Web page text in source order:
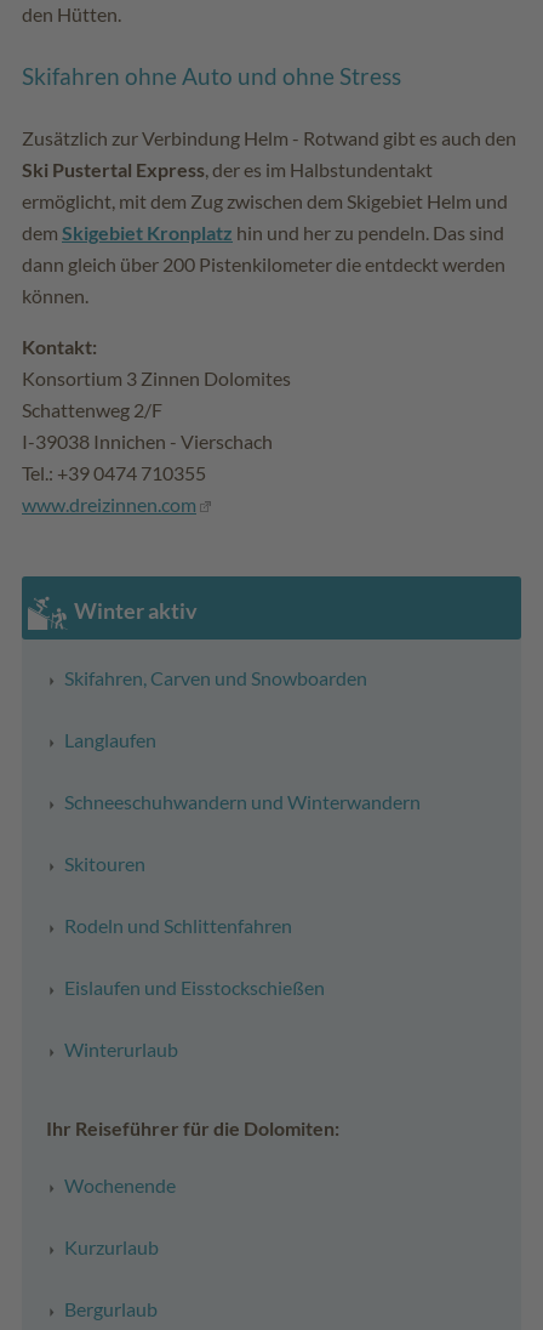
den Hütten.
Skifahren ohne Auto und ohne Stress
Zusätzlich zur Verbindung Helm - Rotwand gibt es auch den
Ski Pustertal Express, der es im Halbstundentakt
ermöglicht, mit dem Zug zwischen dem Skigebiet Helm und
dem Skigebiet Kronplatz hin und her zu pendeln. Das sind
dann gleich über 200 Pistenkilometer die entdeckt werden
können.
Kontakt:
Konsortium 3 Zinnen Dolomites
Schattenweg 2/F
I-39038 Innichen - Vierschach
Tel.: +39 0474 710355
www.dreizinnen.com
Winter aktiv
Skifahren, Carven und Snowboarden
Langlaufen
Schneeschuhwandern und Winterwandern
Skitouren
Rodeln und Schlittenfahren
Eislaufen und Eisstockschießen
Winterurlaub
Ihr Reiseführer für die Dolomiten:
Wochenende
Kurzurlaub
Bergurlaub